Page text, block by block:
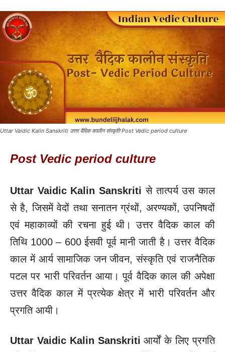
Uttar Vaidic Kalin Sanskriti उत्तर वैदिक कालीन संस्कृति Post Vedic period culture
Post Vedic period culture
Uttar Vaidic Kalin Sanskritiसे तात्पर्य उस काल
से है, जिसमें वेदों तथा सनातन ग्रंथों, अरण्यकों, उपनिषदों
एवं महाकाव्यों की रचना हुई थी। उत्तर वैदिक काल की
तिथि 1000 – 600 ईसवी पूर्व मानी जाती है। उत्तर वैदिक
काल में आर्य सामाजिक जन जीवन, संस्कृति एवं राजनैतिक
पटल पर भारी परिवर्तन आया। पूर्व वैदिक काल की अपेक्षा
उत्तर वैदिक काल में प्रत्येक क्षेत्र में भारी परिवर्तन और
प्रगति आयी।
Uttar Vaidic Kalin Sanskritiआर्यों के लिए प्रगति